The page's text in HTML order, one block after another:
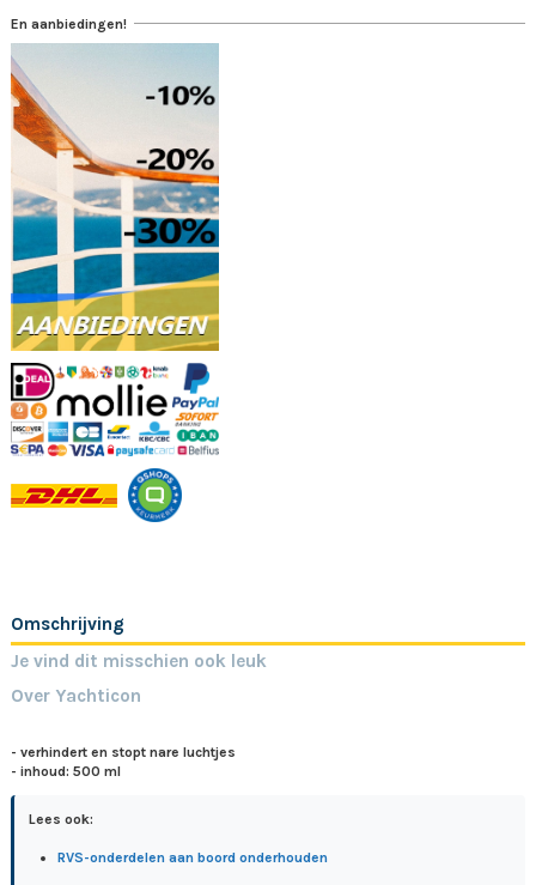
En aanbiedingen!
Omschrijving
Je vind dit misschien ook leuk
Over Yachticon
- verhindert en stopt nare luchtjes
- inhoud: 500 ml
Lees ook:
RVS-onderdelen aan boord onderhouden